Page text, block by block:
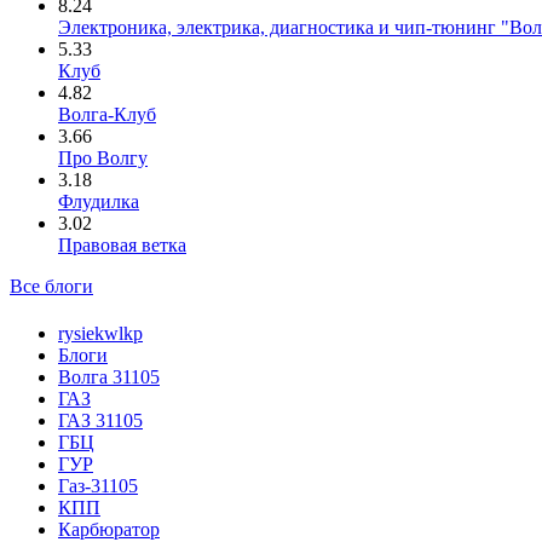
8.24
Электроника, электрика, диагностика и чип-тюнинг
5.33
Клуб
4.82
Волга-Клуб
3.66
Про Волгу
3.18
Флудилка
3.02
Правовая ветка
Все блоги
rysiekwlkp
Блоги
Волга 31105
ГАЗ
ГАЗ 31105
ГБЦ
ГУР
Газ-31105
КПП
Карбюратор